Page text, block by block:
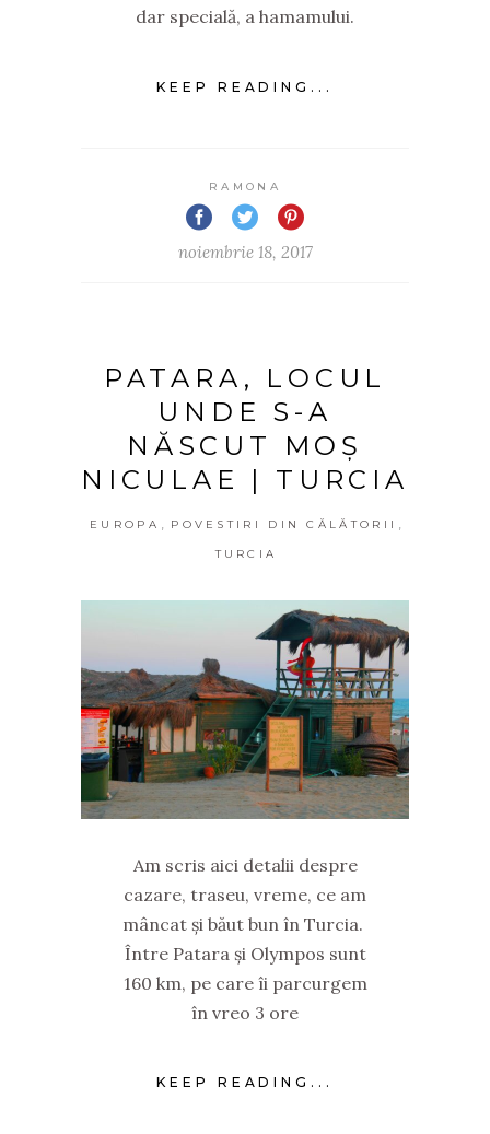
dar specială, a hamamului.
KEEP READING...
RAMONA
noiembrie 18, 2017
PATARA, LOCUL
UNDE S-A
NĂSCUT MOȘ
NICULAE | TURCIA
EUROPA POVESTIRI DIN CĂLĂTORII
TURCIA
Am scris aici detalii despre
cazare, traseu, vreme, ce am
mâncat și băut bun în Turcia.
Între Patara și Olympos sunt
160 km, pe care îi parcurgem
în vreo 3 ore
KEEP READING...